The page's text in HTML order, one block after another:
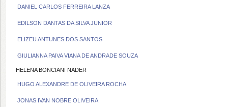
DANIEL CARLOS FERREIRA LANZA
EDILSON DANTAS DA SILVA JUNIOR
ELIZEU ANTUNES DOS SANTOS
GIULIANNA PAIVA VIANA DE ANDRADE SOUZA
HELENA BONCIANI NADER
HUGO ALEXANDRE DE OLIVEIRA ROCHA
JONAS IVAN NOBRE OLIVEIRA